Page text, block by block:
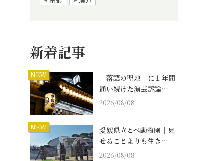
新着記事
NEW
「落語の聖地」に１年間
通い続けた演芸評論…
2026/08/08
NEW
愛媛県立とべ動物園｜見
せることよりも生き…
2026/08/08